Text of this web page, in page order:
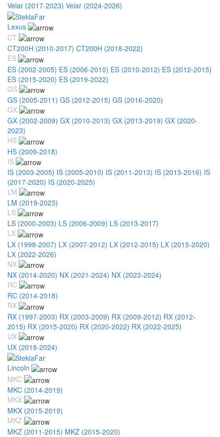
Velar (2017-2023) Velar (2024-2026)
Lexus
CT
CT200H (2010-2017) CT200H (2018-2022)
ES
ES (2002-2005) ES (2006-2010) ES (2010-2012) ES (2012-2015)
ES (2015-2020) ES (2019-2022)
GS
GS (2005-2011) GS (2012-2015) GS (2016-2020)
GX
GX (2002-2009) GX (2010-2013) GX (2013-2019) GX (2020-
2023)
HS
HS (2009-2018)
IS
IS (2003-2005) IS (2005-2010) IS (2011-2013) IS (2013-2016) IS
(2017-2020) IS (2020-2025)
LM
LM (2019-2023)
LS
LS (2000-2003) LS (2006-2009) LS (2013-2017)
LX
LX (1998-2007) LX (2007-2012) LX (2012-2015) LX (2015-2020)
LX (2022-2026)
NX
NX (2014-2020) NX (2021-2024) NX (2023-2024)
RC
RC (2014-2018)
RX
RX (1997-2003) RX (2003-2009) RX (2009-2012) RX (2012-
2015) RX (2015-2020) RX (2020-2022) RX (2022-2025)
UX
UX (2018-2024)
Lincoln
MKC
MKC (2014-2019)
MKX
MKX (2015-2019)
MKZ
MKZ (2011-2015) MKZ (2015-2020)